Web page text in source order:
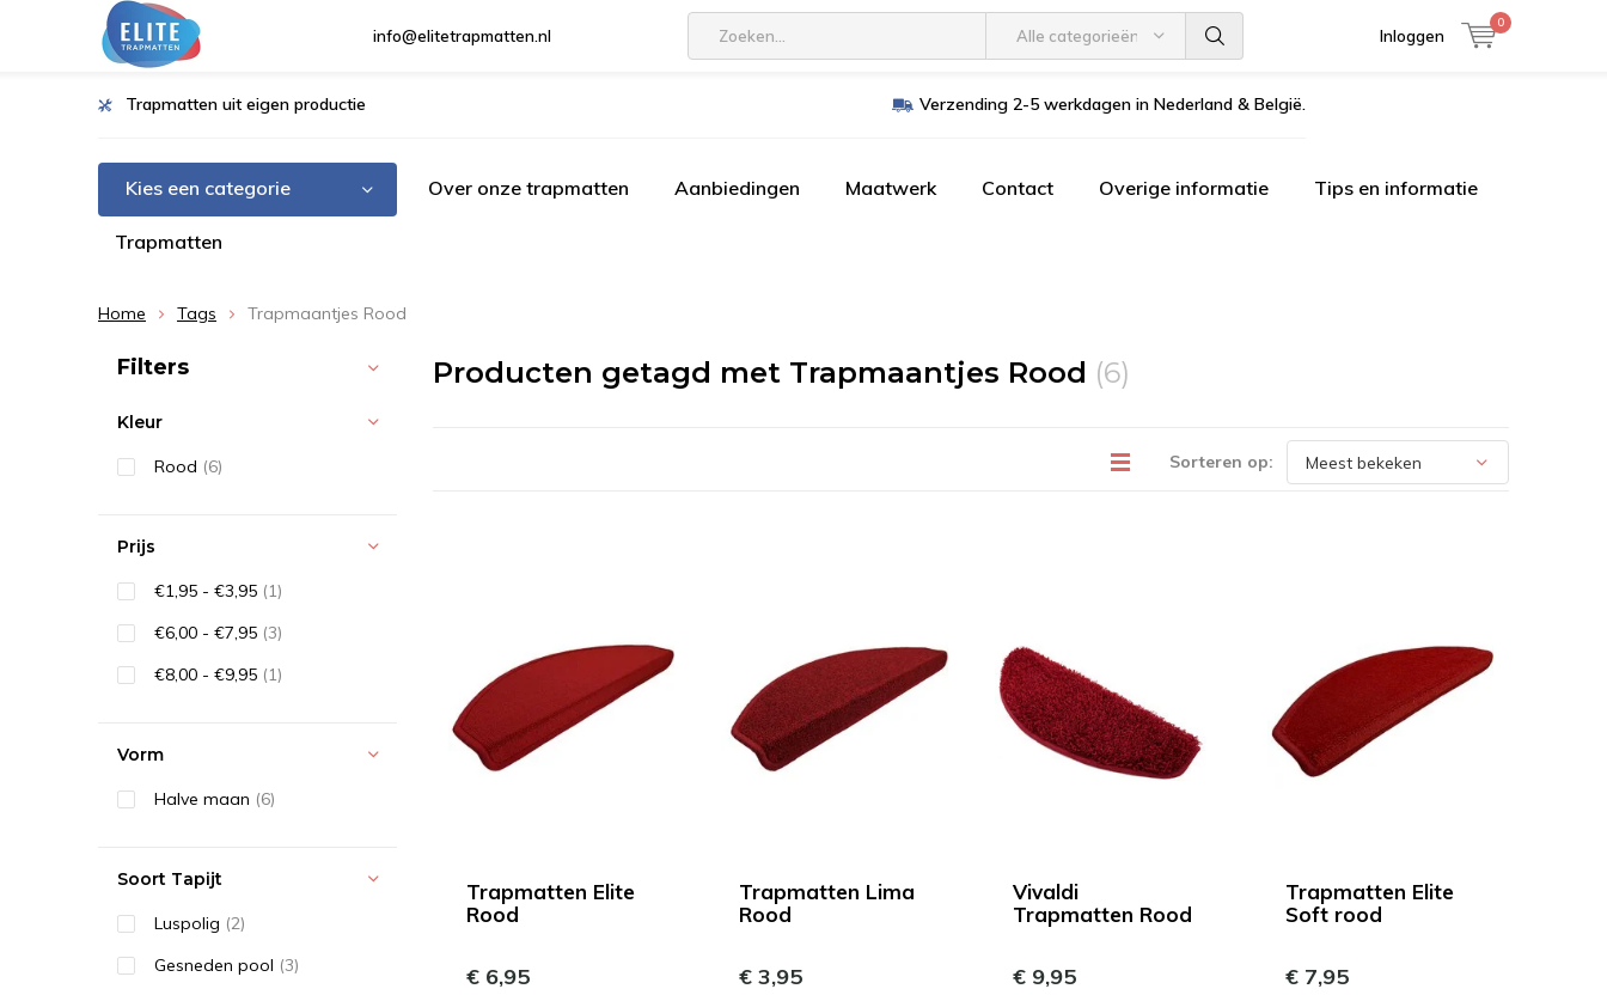
info@elitetrapmatten.nl Alle categorieën Inloggen
0
Trapmatten uit eigen productie Verzending 2-5 werkdagen in Nederland & België.
Kies een categorie Over onze trapmatten Aanbiedingen Maatwerk Contact Overige informatie Tips en informatie
Trapmatten
Home Tags Trapmaantjes Rood
Producten getagd met Trapmaantjes Rood (6)
Sorteren op:
Trapmatten Elite
Rood
€ 6,95
Trapmatten Lima
Rood
€ 3,95
Vivaldi
Trapmatten Rood
€ 9,95
Trapmatten Elite
Soft rood
€ 7,95
Sorteren op:
Filters
Kleur
Rood (6)
Prijs
€1,95 - €3,95 (1)
€6,00 - €7,95 (3)
€8,00 - €9,95 (1)
Vorm
Halve maan (6)
Soort Tapijt
Luspolig (2)
Gesneden pool (3)